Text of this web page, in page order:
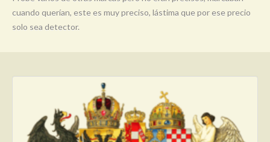
cuando querían, este es muy preciso, lástima que por ese precio
solo sea detector.